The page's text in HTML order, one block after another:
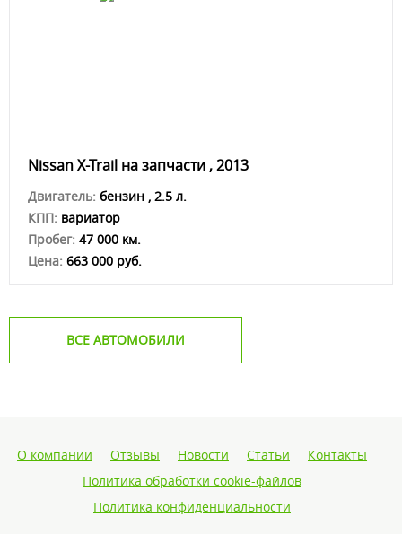
Nissan X-Trail на запчасти , 2013
Двигатель: бензин , 2.5 л.
КПП: вариатор
Пробег: 47 000 км.
Цена: 663 000 руб.
ВСЕ АВТОМОБИЛИ
О компании Отзывы Новости Статьи
Контакты
Политика обработки cookie-файлов
Политика конфиденциальности